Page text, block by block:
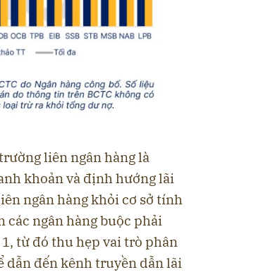
liên ngân hàng là
khoản và định hướng lãi
ngân hàng khỏi cơ sở tính
các ngân hàng buộc phải
từ đó thu hẹp vai trò phân
dẫn đến kênh truyền dẫn lãi